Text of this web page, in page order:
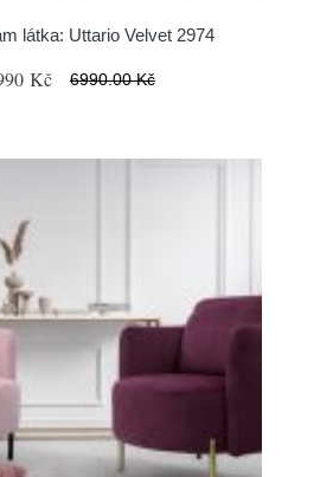
látka: Uttario Velvet 2974
Kč 6990.00 Kč